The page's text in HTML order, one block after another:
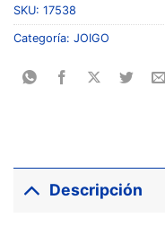
SKU: 17538
Categoría: JOIGO
Descripción